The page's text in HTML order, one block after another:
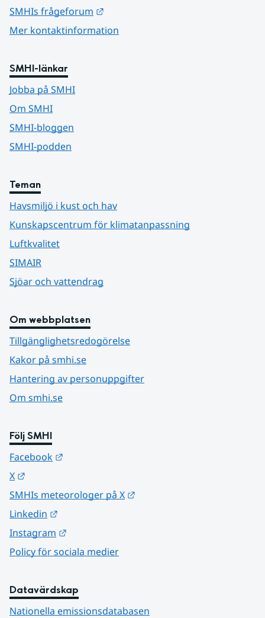
SMHIs frågeforum
Mer kontaktinformation
SMHI-länkar
Jobba på SMHI
Om SMHI
SMHI-bloggen
SMHI-podden
Teman
Havsmiljö i kust och hav
Kunskapscentrum för klimatanpassning
Luftkvalitet
SIMAIR
Sjöar och vattendrag
Om webbplatsen
Tillgänglighetsredogörelse
Kakor på smhi.se
Hantering av personuppgifter
Om smhi.se
Följ SMHI
Facebook
X
SMHIs meteorologer på X
Linkedin
Instagram
Policy för sociala medier
Datavärdskap
Nationella emissionsdatabasen